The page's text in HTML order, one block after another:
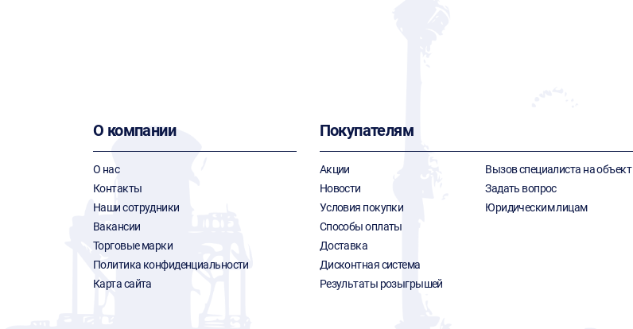
О компании
О нас
Контакты
Наши сотрудники
Вакансии
Торговые марки
Политика конфиденциальности
Карта сайта
Покупателям
Акции
Новости
Условия покупки
Способы оплаты
Доставка
Дисконтная система
Результаты розыгрышей
Вызов специалиста на объект
Задать вопрос
Юридическим лицам